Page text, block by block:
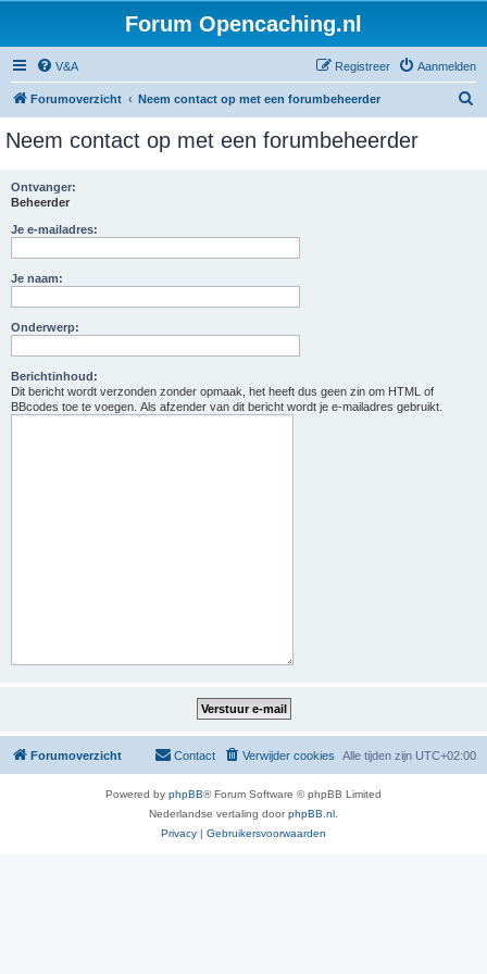
Forum Opencaching.nl
V&A Aanmelden
Registreer
Forumoverzicht Neem contact op met een forumbeheerder
Neem contact op met een forumbeheerder
Ontvanger:
Beheerder
Je e-mailadres:
Je naam:
Onderwerp:
Berichtinhoud:
Dit bericht wordt verzonden zonder opmaak, het heeft dus geen zin om HTML of
BBcodes toe te voegen. Als afzender van dit bericht wordt je e-mailadres gebruikt.
Forumoverzicht Alle tijden zijn UTC+02:00
Verwijder cookies
Contact
Powered by phpBB® Forum Software © phpBB Limited
Nederlandse vertaling doorphpBB.nl
Privacy | Gebruikersvoorwaarden